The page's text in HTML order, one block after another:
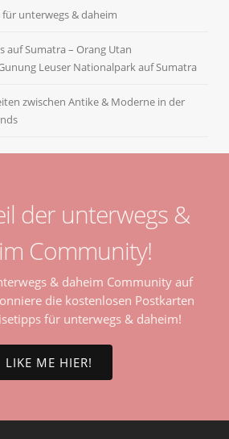
für unterwegs & daheim
auf Sumatra – Orang Utan
Leuser Nationalpark auf Sumatra
zwischen Antike & Moderne in der
der unterwegs &
Community!
& daheim Community auf
die kostenlosen Postkarten
für unterwegs & daheim!
LIKE ME HIER!